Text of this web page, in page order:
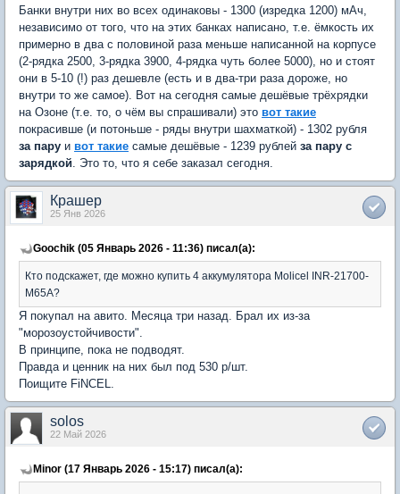
Банки внутри них во всех одинаковы - 1300 (изредка 1200) мАч,
независимо от того, что на этих банках написано, т.е. ёмкость их
примерно в два с половиной раза меньше написанной на корпусе
(2-рядка 2500, 3-рядка 3900, 4-рядка чуть более 5000), но и стоят
они в 5-10 (!) раз дешевле (есть и в два-три раза дороже, но
внутри то же самое). Вот на сегодня самые дешёвые трёхрядки
на Озоне (т.е. то, о чём вы спрашивали) это вот такие
покрасивше (и потоньше - ряды внутри шахматкой) - 1302 рубля
за пару и вот такие самые дешёвые - 1239 рублей за пару с
зарядкой. Это то, что я себе заказал сегодня.
Крашер
25 Янв 2026
Goochik (05 Январь 2026 - 11:36) писал(а):
Кто подскажет, где можно купить 4 аккумулятора Molicel INR-21700-
M65A?
Я покупал на авито. Месяца три назад. Брал их из-за
"морозоустойчивости".
В принципе, пока не подводят.
Правда и ценник на них был под 530 р/шт.
Поищите FiNCEL.
solos
22 Май 2026
Minor (17 Январь 2026 - 15:17) писал(а):